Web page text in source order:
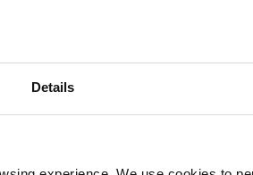
Details
reale) pe care am observat-o
bruscă a cererii începând cu 22
impactul este uriaș, dar
două jocuri de simulare